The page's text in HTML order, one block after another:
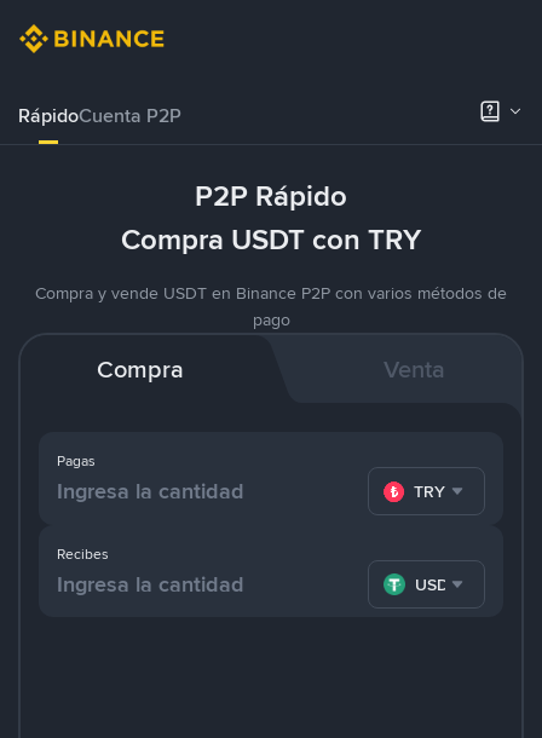
RápidoCuenta P2P
P2P Rápido
Compra USDT con TRY
Compra y vende USDT en Binance P2P con varios métodos de
pago
Compra Venta
Pagas
TRY
Recibes
USDT